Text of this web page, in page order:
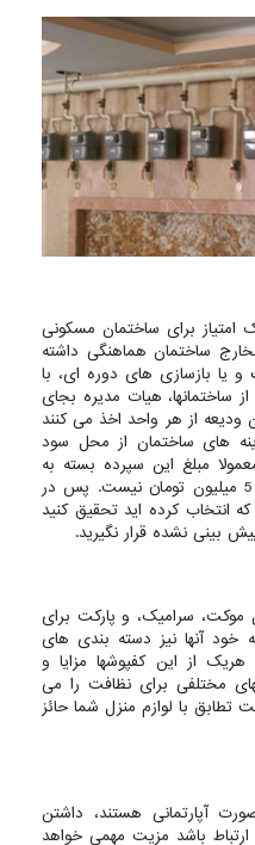
یک امتیاز برای ساختمان مسکونی
ساختمان هماهنگی داشته
و یا بازسازی های دوره ای، با
هیات مدیره بجای
ودیعه از هر واحد اخذ می کنند
های ساختمان از محل سود
مبلغ این سپرده بسته به
تعداد واحدهای هر مجتمع کمتر از 5 میلیون تومان نیست. پس در
انتخاب کرده اید تحقیق کنید
بینی نشده قرار نگیرید.
موکت، سرامیک، و پارکت برای
آنها نیز دسته بندی های
هریک از این کفپوشها مزایا و
مختلفی برای نظافت را می
تطابق با لوازم منزل شما حائز
آپارتمانی هستند، داشتن
باشد مزیت مهمی خواهد